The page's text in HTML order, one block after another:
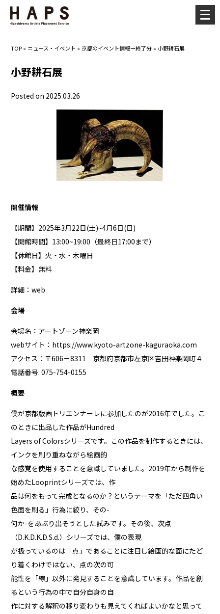
TOP » ニュース・イベント »京都のイベント情報ー終了分 »小野耕石展
小野耕石展
Posted on 2025.03.26
開催情報
【期間】2025年3月22日(土)~4月6日(日)
【開館時間】13:00~19:00（最終日17:00まで）
【休館日】火・水・木曜日
【料金】無料
詳細：web
会場
会場名：アートゾーン神楽岡
webサイト： https://www.kyoto-artzone-kaguraoka.com
アクセス：〒606－8311 京都府京都市左京区吉田神楽岡町４
電話番号: 075-754-0155
概要
僕が京都版画トリエンナーレに参加したのが2016年でした。こ
のときに出品した作品がHundred
Layers of Colorsシリーズです。この作品を制作するときには、
インクを刷り重ねながら絵画的
な感覚を使用することを意識していました。2019年から制作を
始めたLooprintシリーズでは、作
品は何をもって完成となるのか？というテーマを「ただ四角い
色面を刷る」行為に絞り、その-
何か-をあぶり出そうとした試みです。その後、次点
（D.K.D.K.D.S.d.）シリーズでは、僕の表現
が扱っているのは「点」であることに注目し絵画的な面にたど
り着くわけではない、点の次の可
能性を「線」以外に発見することを意識しています。作品を創
るという行為の中で自分自身の自
作に対する解釈の移り変わりも見えてくればよいかなと思って
メ
ニ